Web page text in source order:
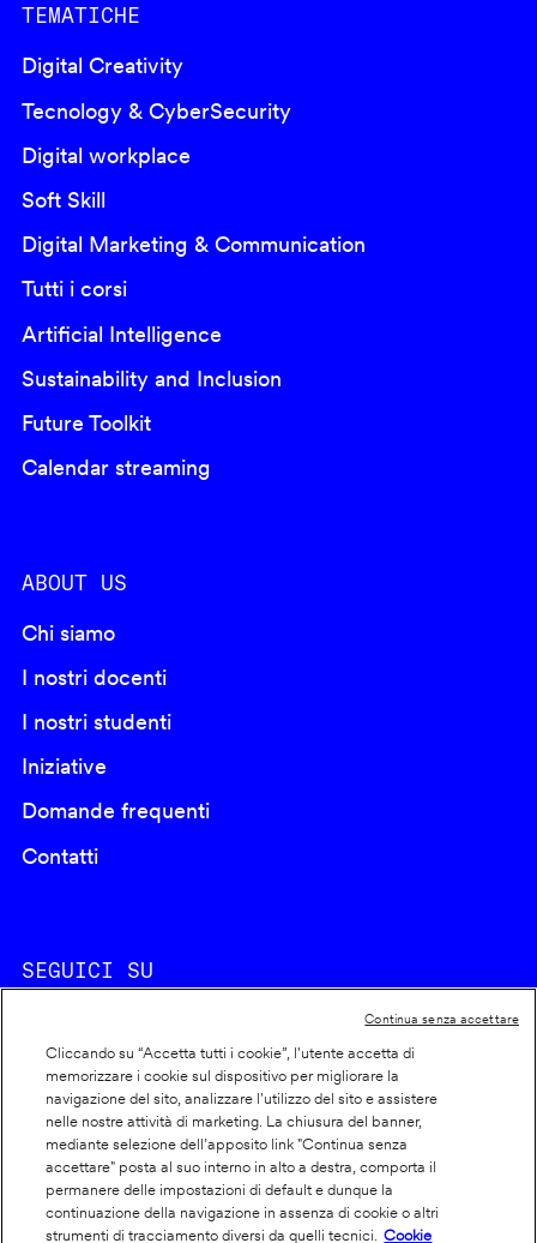
TEMATICHE
Digital Creativity
Tecnology & CyberSecurity
Digital workplace
Soft Skill
Digital Marketing & Communication
Tutti i corsi
Artificial Intelligence
Sustainability and Inclusion
Future Toolkit
Calendar streaming
ABOUT US
Chi siamo
I nostri docenti
I nostri studenti
Iniziative
Domande frequenti
Contatti
SEGUICI SU
Footer
info
Cookie policy
Dichiarazione di accessibilità
Privacy
Cliccando su “Accetta tutti i cookie”, l'utente accetta di
memorizzare i cookie sul dispositivo per migliorare la
navigazione del sito, analizzare l'utilizzo del sito e assistere
nelle nostre attività di marketing. La chiusura del banner,
mediante selezione dell’apposito link "Continua senza
accettare" posta al suo interno in alto a destra, comporta il
permanere delle impostazioni di default e dunque la
continuazione della navigazione in assenza di cookie o altri
strumenti di tracciamento diversi da quelli tecnici.
Cookie
Continua senza accettare